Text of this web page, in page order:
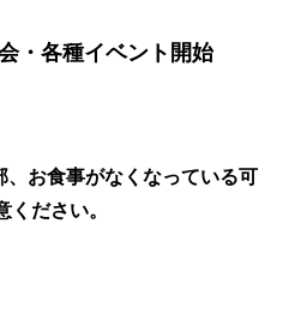
・各種イベント開始
お食事がなくなっている可
ださい。